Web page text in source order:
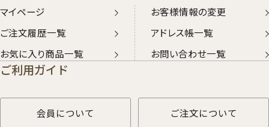
マイページ
お客様情報の変更
ご注文履歴一覧
アドレス帳一覧
お気に入り商品一覧
お問い合わせ一覧
ご利用ガイド
会員について ご注文について